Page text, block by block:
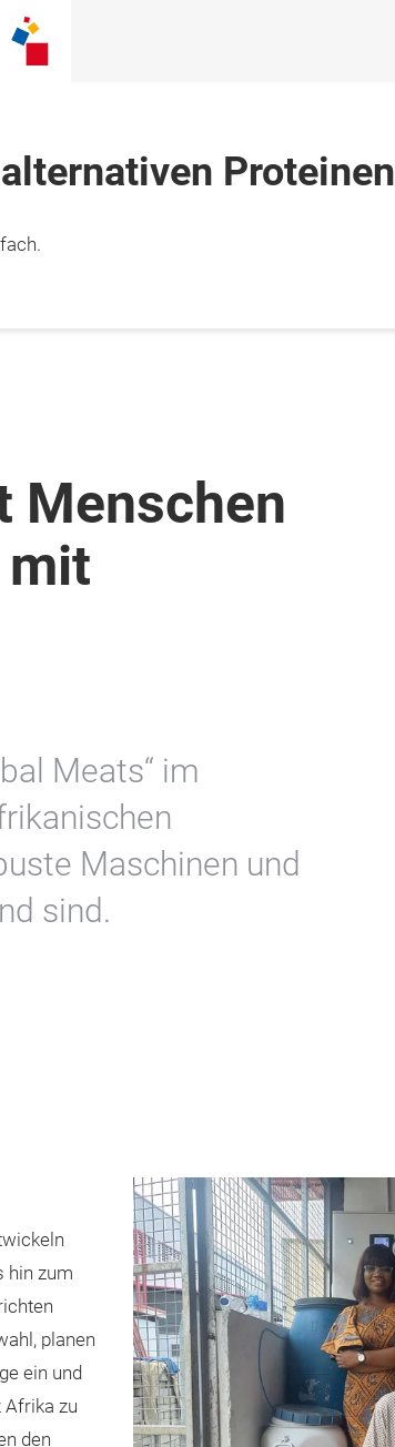
Proteinen
Menschen
mit
Meats“ im
Maschinen und
sind.
hin zum
planen
ein und
Afrika zu
den